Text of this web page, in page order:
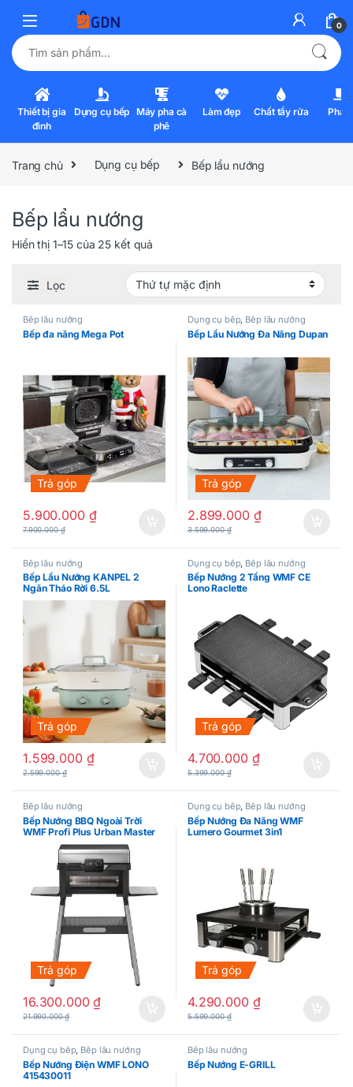
0
Tìm kiếm:
Thiết bị gia
đình
Dụng cụ bếp Máy pha cà
phê
Làm đẹp Chất tẩy rửa Pha
Trang chủ Dụng cụ bếp Bếp lẩu nướng
Bếp lẩu nướng
Hiển thị 1–15 của 25 kết quả
Lọc
Bếp lẩu nướng
Bếp đa năng Mega Pot
Trả góp
5.900.000 ₫
7.900.000₫
Dụng cụ bếp, Bếp lẩu nướng
Bếp Lẩu Nướng Đa Năng Dupan
Trả góp
2.899.000 ₫
3.599.000₫
Bếp lẩu nướng
Bếp Lẩu Nướng KANPEL 2
Ngăn Tháo Rời 6.5L
Trả góp
1.599.000 ₫
2.599.000₫
Dụng cụ bếp, Bếp lẩu nướng
Bếp Nướng 2 Tầng WMF CE
Lono Raclette
Trả góp
4.700.000 ₫
5.399.000₫
Bếp lẩu nướng
Bếp Nướng BBQ Ngoài Trời
WMF Profi Plus Urban Master
Grill 2in1 3000W
Trả góp
16.300.000₫
21.990.000₫
Dụng cụ bếp, Bếp lẩu nướng
Bếp Nướng Đa Năng WMF
Lumero Gourmet 3in1
Trả góp
4.290.000 ₫
5.599.000₫
Dụng cụ bếp, Bếp lẩu nướng
Bếp Nướng Điện WMF LONO
415430011
Bếp lẩu nướng
Bếp Nướng E-GRILL